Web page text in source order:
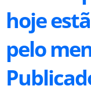
hoje
pelo